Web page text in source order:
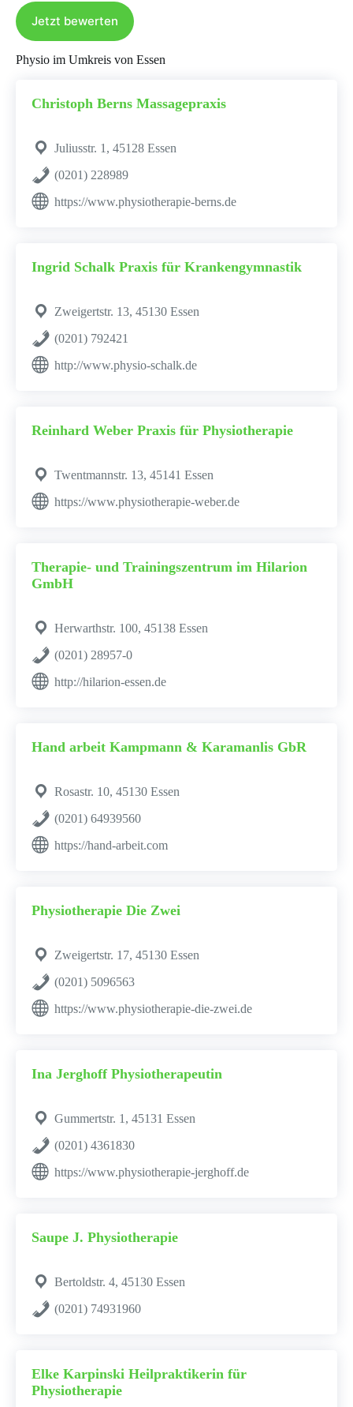
Jetzt bewerten
Physio im Umkreis von Essen
Christoph Berns Massagepraxis
Juliusstr. 1, 45128 Essen
(0201) 228989
https://www.physiotherapie-berns.de
Ingrid Schalk Praxis für Krankengymnastik
Zweigertstr. 13, 45130 Essen
(0201) 792421
http://www.physio-schalk.de
Reinhard Weber Praxis für Physiotherapie
Twentmannstr. 13, 45141 Essen
https://www.physiotherapie-weber.de
Therapie- und Trainingszentrum im Hilarion
GmbH
Herwarthstr. 100, 45138 Essen
(0201) 28957-0
http://hilarion-essen.de
Hand arbeit Kampmann & Karamanlis GbR
Rosastr. 10, 45130 Essen
(0201) 64939560
https://hand-arbeit.com
Physiotherapie Die Zwei
Zweigertstr. 17, 45130 Essen
(0201) 5096563
https://www.physiotherapie-die-zwei.de
Ina Jerghoff Physiotherapeutin
Gummertstr. 1, 45131 Essen
(0201) 4361830
https://www.physiotherapie-jerghoff.de
Saupe J. Physiotherapie
Bertoldstr. 4, 45130 Essen
(0201) 74931960
Elke Karpinski Heilpraktikerin für
Physiotherapie